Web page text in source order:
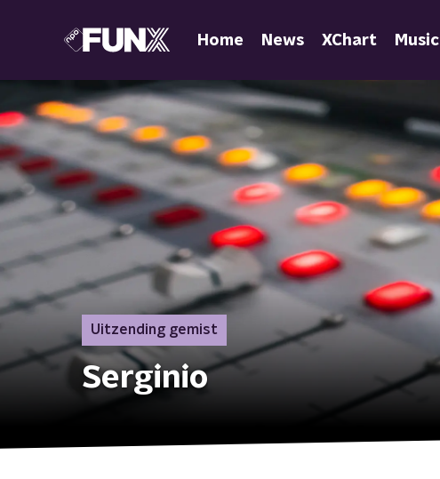
Home News XChart Music
Uitzending gemist
Serginio